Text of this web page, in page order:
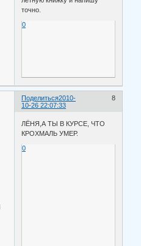
точно.
0
Поделиться 8
2010-
10-26 22:07:33
ЛЁНЯ,А ТЫ В КУРСЕ, ЧТО
КРОХМАЛЬ УМЕР.
0